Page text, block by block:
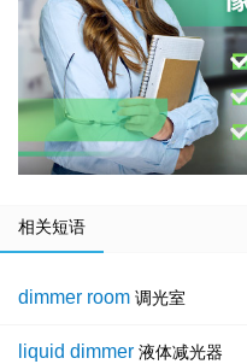
相关短语
dimmer room 调光室
liquid dimmer 液体减光器